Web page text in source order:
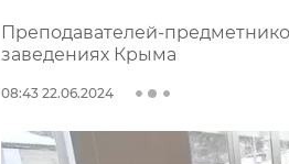
Преподавателей-
заведениях Крыма
08:43 22.06.2024